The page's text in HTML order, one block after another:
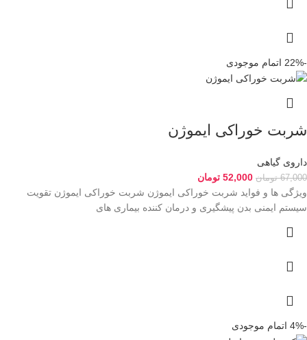
-22% اتمام موجودی
شربت خوراکی ایموژن
داروی گیاهی
67,000 تومان 52,000 تومان
ویژگی ها و فواید شربت خوراکی ایموژن شربت خوراکی ایموژن تقویت
سیستم ایمنی بدن پیشگیری و درمان کننده بیماری های
-4% اتمام موجودی